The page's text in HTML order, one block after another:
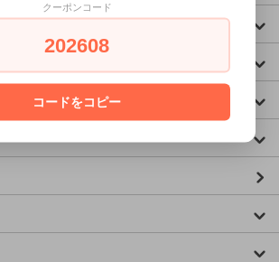
クーポンコード
202608
コードをコピー